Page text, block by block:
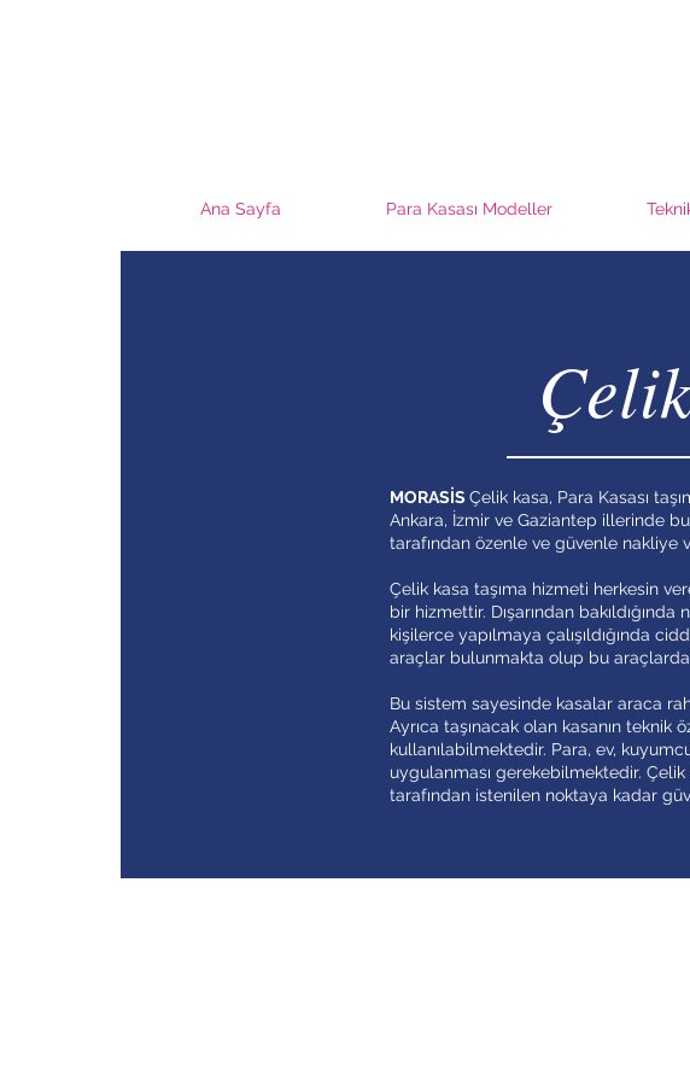
Ana Sayfa Para Kasası Modeller
MORASİSÇelik kasa, Para Kasası
Ankara, İzmir ve Gaziantep illerinde
tarafından özenle ve güvenle nakliye
Çelik kasa taşıma hizmeti herkesin
bir hizmettir. Dışarından
kişilerce yapılmaya çalışıldığında
araçlar bulunmakta olup bu araçlarda
Bu sistem sayesinde kasalar araca
Ayrıca taşınacak olan kasanın
kullanılabilmektedir. Para, ev,
uygulanması gerekebilmektedir.
tarafından istenilen noktaya kadar